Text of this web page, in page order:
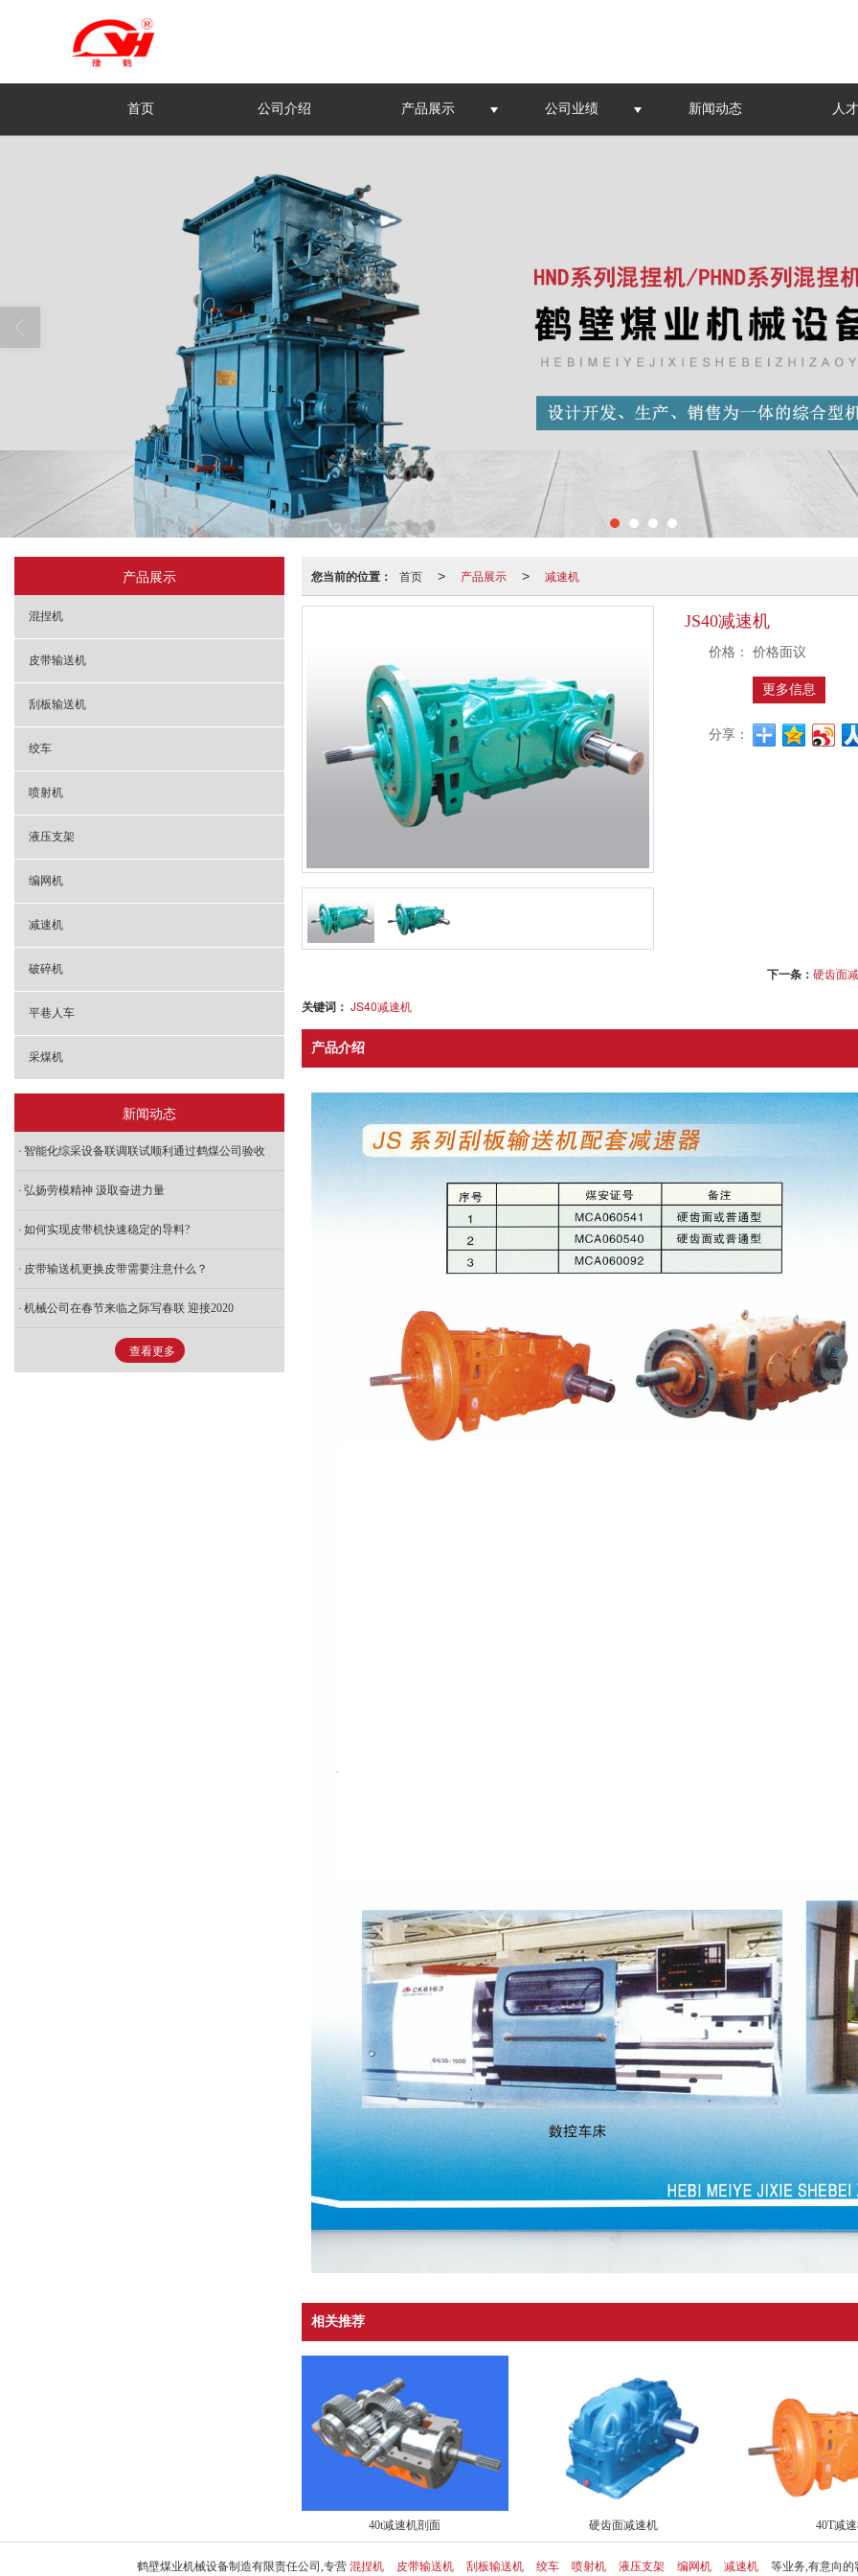
首页 公司介绍 产品展示 公司业绩 新闻动态 人
您当前的位置： 首页 > 产品展示 > 减速机
JS40减速机
价格： 价格面议
更多信息
分享：
下一条： 硬齿面
关键词： JS40减速机
产品介绍
相关推荐
40t减速机剖面 硬齿面减速机 40T减
产品展示
混捏机
皮带输送机
刮板输送机
绞车
喷射机
液压支架
编网机
减速机
破碎机
平巷人车
采煤机
新闻动态
智能化综采设备联调联试顺利通过鹤煤公司验收
弘扬劳模精神 汲取奋进力量
如何实现皮带机快速稳定的导料?
皮带输送机更换皮带需要注意什么？
机械公司在春节来临之际写春联 迎接2020
查看更多
鹤壁煤业机械设备制造有限责任公司,专营 混捏机 皮带输送机 刮板输送机 绞车 喷射机 液压支架 编网机 减速机 等业务,有意向